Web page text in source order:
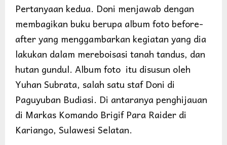
Pertanyaan kedua. Doni menjawab dengan
membagikan buku berupa album foto before-
after yang menggambarkan kegiatan yang dia
lakukan dalam mereboisasi tanah tandus, dan
hutan gundul. Album foto itu disusun oleh
Yuhan Subrata, salah satu staf Doni di
Paguyuban Budiasi. Di antaranya penghijauan
di Markas Komando Brigif Para Raider di
Kariango, Sulawesi Selatan.